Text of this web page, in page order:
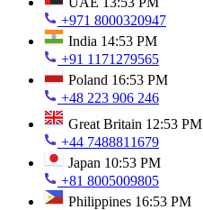
+971 8000320947
India 14:53 PM
+91 1171279565
Poland 16:53 PM
+48 223 906 246
Great Britain 12:53 PM
+44 7488811679
Japan 10:53 PM
+81 8005009805
Philippines 16:53 PM